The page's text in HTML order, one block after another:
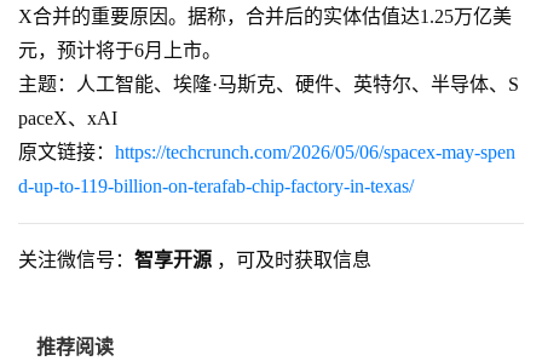
X合并的重要原因。据称，合并后的实体估值达1.25万亿美
元，预计将于6月上市。
主题：人工智能、埃隆·马斯克、硬件、英特尔、半导体、S
paceX、xAI
原文链接： https://techcrunch.com/2026/05/06/spacex-may-spen
d-up-to-119-billion-on-terafab-chip-factory-in-texas/
关注微信号： 智享开源 ，可及时获取信息
推荐阅读